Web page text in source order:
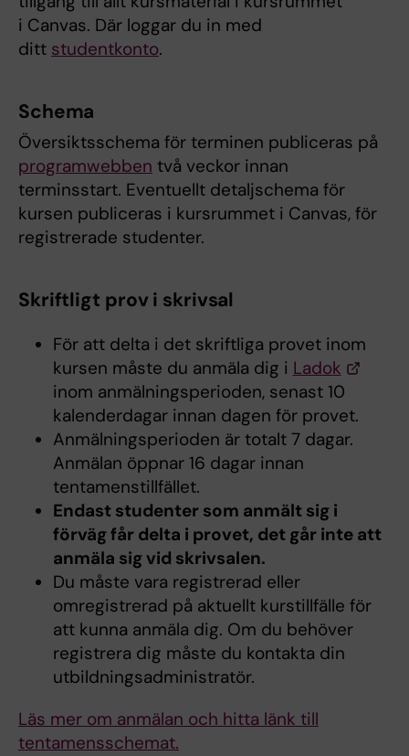
i Canvas. Där loggar du in med
ditt studentkonto.
Schema
Översiktsschema för terminen publiceras på
programwebben två veckor innan
terminsstart. Eventuellt detaljschema för
kursen publiceras i kursrummet i Canvas, för
registrerade studenter.
Skriftligt prov i skrivsal
För att delta i det skriftliga provet inom
kursen måste du anmäla dig i Ladok
inom anmälningsperioden, senast 10
kalenderdagar innan dagen för provet.
Anmälningsperioden är totalt 7 dagar.
Anmälan öppnar 16 dagar innan
tentamenstillfället.
Endast studenter som anmält sig i
förväg får delta i provet, det går inte att
anmäla sig vid skrivsalen.
Du måste vara registrerad eller
omregistrerad på aktuellt kurstillfälle för
att kunna anmäla dig. Om du behöver
registrera dig måste du kontakta din
utbildningsadministratör.
Läs mer om anmälan och hitta länk till
tentamensschemat.